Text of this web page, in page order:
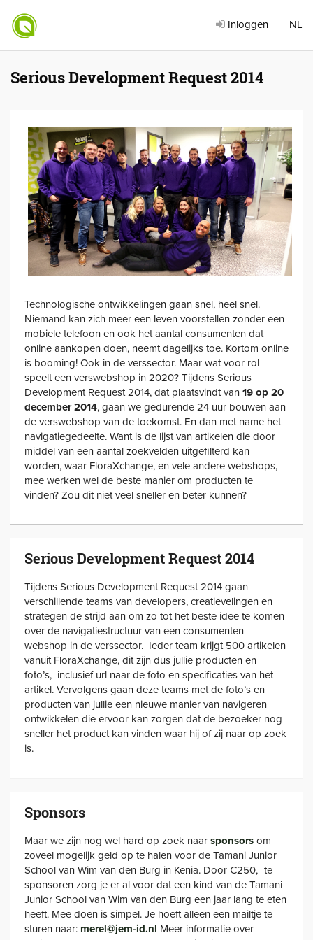
Inloggen NL
Serious Development Request 2014
Technologische ontwikkelingen gaan snel, heel snel.
Niemand kan zich meer een leven voorstellen zonder een
mobiele telefoon en ook het aantal consumenten dat
online aankopen doen, neemt dagelijks toe. Kortom online
is booming! Ook in de verssector. Maar wat voor rol
speelt een verswebshop in 2020? Tijdens Serious
Development Request 2014, dat plaatsvindt van 19 op 20
december 2014, gaan we gedurende 24 uur bouwen aan
de verswebshop van de toekomst. En dan met name het
navigatiegedeelte. Want is de lijst van artikelen die door
middel van een aantal zoekvelden uitgefilterd kan
worden, waar FloraXchange, en vele andere webshops,
mee werken wel de beste manier om producten te
vinden? Zou dit niet veel sneller en beter kunnen?
Serious Development Request 2014
Tijdens Serious Development Request 2014 gaan
verschillende teams van developers, creatievelingen en
strategen de strijd aan om zo tot het beste idee te komen
over de navigatiestructuur van een consumenten
webshop in de verssector. Ieder team krijgt 500 artikelen
vanuit FloraXchange, dit zijn dus jullie producten en
foto’s, inclusief url naar de foto en specificaties van het
artikel. Vervolgens gaan deze teams met de foto’s en
producten van jullie een nieuwe manier van navigeren
ontwikkelen die ervoor kan zorgen dat de bezoeker nog
sneller het product kan vinden waar hij of zij naar op zoek
is.
Sponsors
Maar we zijn nog wel hard op zoek naar sponsors om
zoveel mogelijk geld op te halen voor de Tamani Junior
School van Wim van den Burg in Kenia. Door €250,- te
sponsoren zorg je er al voor dat een kind van de Tamani
Junior School van Wim van den Burg een jaar lang te eten
heeft. Mee doen is simpel. Je hoeft alleen een mailtje te
sturen naar: merel@jem-id.nl Meer informatie over